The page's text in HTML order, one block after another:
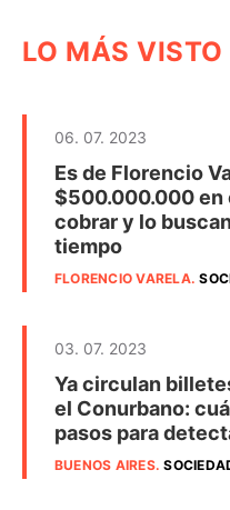
LO MÁS VISTO
06. 07. 2023
Es de Florencio
$500.000.000 en
cobrar y lo
tiempo
FLORENCIO VARELA.
03. 07. 2023
Ya circulan
el Conurbano:
pasos para
BUENOS AIRES.